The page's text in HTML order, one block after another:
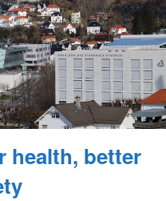
health, better